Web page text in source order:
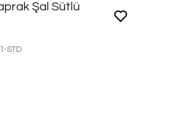
Şal Sütlü
STD